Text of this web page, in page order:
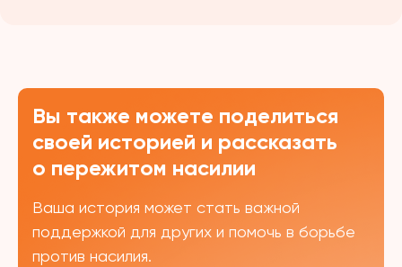
Вы также можете поделиться
своей историей и рассказать
о пережитом насилии
Ваша история может стать важной
поддержкой для других и помочь в борьбе
против насилия.